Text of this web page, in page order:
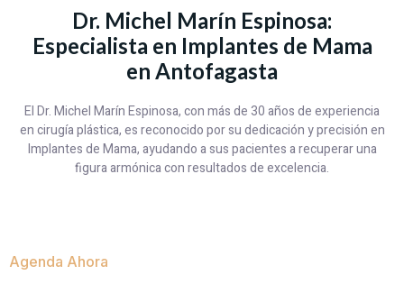
Dr. Michel Marín Espinosa:
Especialista en Implantes de Mama
en Antofagasta
El Dr. Michel Marín Espinosa, con más de 30 años de experiencia
en cirugía plástica, es reconocido por su dedicación y precisión en
Implantes de Mama, ayudando a sus pacientes a recuperar una
figura armónica con resultados de excelencia.
Agenda Ahora